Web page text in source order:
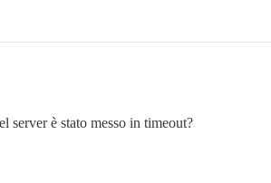
server è stato messo in timeout?